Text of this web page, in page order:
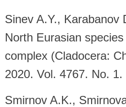
Sinev A.Y., Karabanov
North Eurasian
complex (Cladocera:
2020. Vol. 4767. No. 1.
Smirnov A.K.,